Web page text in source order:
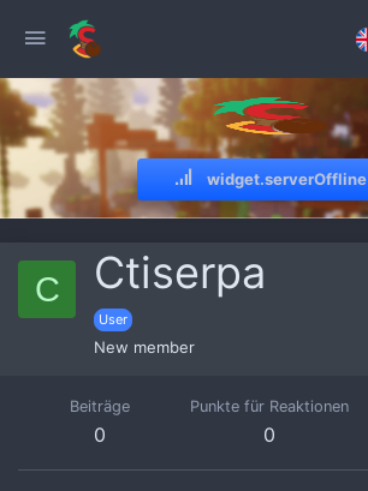
widget.serverOffline
C Ctiserpa
User
New member
Beiträge
0
Punkte für Reaktionen
0